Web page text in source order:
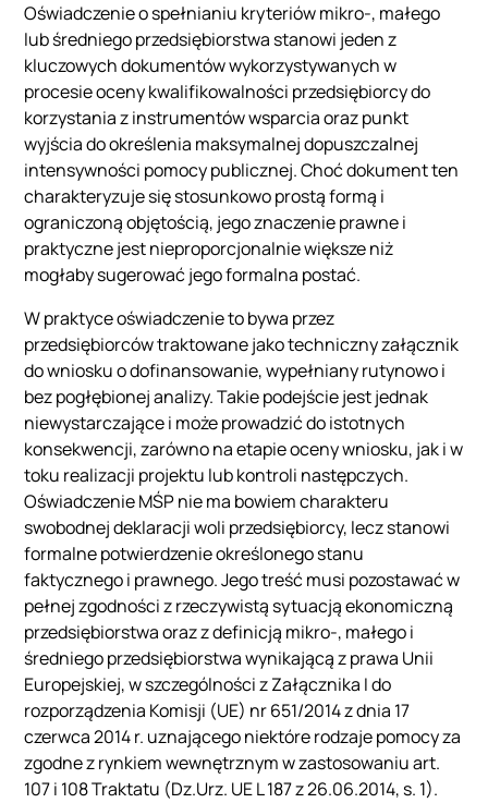
Oświadczenie o spełnianiu kryteriów mikro-, małego
lub średniego przedsiębiorstwa stanowi jeden z
kluczowych dokumentów wykorzystywanych w
procesie oceny kwalifikowalności przedsiębiorcy do
korzystania z instrumentów wsparcia oraz punkt
wyjścia do określenia maksymalnej dopuszczalnej
intensywności pomocy publicznej. Choć dokument ten
charakteryzuje się stosunkowo prostą formą i
ograniczoną objętością, jego znaczenie prawne i
praktyczne jest nieproporcjonalnie większe niż
mogłaby sugerować jego formalna postać.
W praktyce oświadczenie to bywa przez
przedsiębiorców traktowane jako techniczny załącznik
do wniosku o dofinansowanie, wypełniany rutynowo i
bez pogłębionej analizy. Takie podejście jest jednak
niewystarczające i może prowadzić do istotnych
konsekwencji, zarówno na etapie oceny wniosku, jak i w
toku realizacji projektu lub kontroli następczych.
Oświadczenie MŚP nie ma bowiem charakteru
swobodnej deklaracji woli przedsiębiorcy, lecz stanowi
formalne potwierdzenie określonego stanu
faktycznego i prawnego. Jego treść musi pozostawać w
pełnej zgodności z rzeczywistą sytuacją ekonomiczną
przedsiębiorstwa oraz z definicją mikro-, małego i
średniego przedsiębiorstwa wynikającą z prawa Unii
Europejskiej, w szczególności z Załącznika I do
rozporządzenia Komisji (UE) nr 651/2014 z dnia 17
czerwca 2014 r. uznającego niektóre rodzaje pomocy za
zgodne z rynkiem wewnętrznym w zastosowaniu art.
107 i 108 Traktatu (Dz.Urz. UE L 187 z 26.06.2014, s. 1).